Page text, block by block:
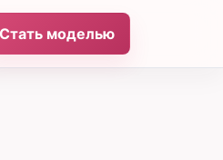
Стать моделью